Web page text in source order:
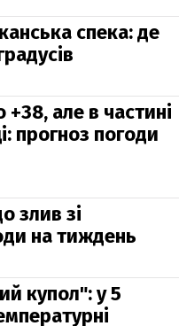
спека: де
але в частині
прогноз погоди
злив зі
на тиждень
купол": у 5